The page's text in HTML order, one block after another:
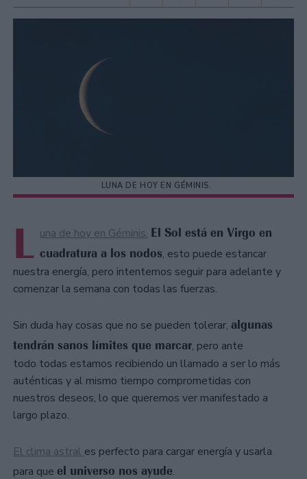
LUNA DE HOY EN GÉMINIS.
L una de hoy en Géminis. El Sol está en Virgo en
cuadratura a los nodos, esto puede estancar
nuestra energía, pero intentemos seguir para adelante y
comenzar la semana con todas las fuerzas.
Sin duda hay cosas que no se pueden tolerar, algunas
tendrán sanos límites que marcar, pero ante
todo todas estamos recibiendo un llamado a ser lo más
auténticas y al mismo tiempo comprometidas con
nuestros deseos, lo que queremos ver manifestado a
largo plazo.
El clima astrales perfecto para cargar energía y usarla
para que el universo nos ayude.